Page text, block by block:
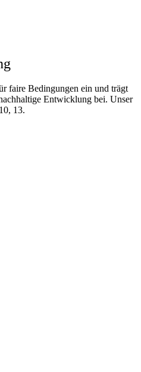
faire Bedingungen ein und trägt
Entwicklung bei. Unser
13.